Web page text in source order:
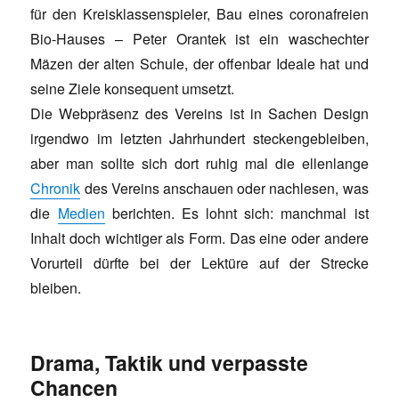
für den Kreisklassenspieler, Bau eines coronafreien
Bio-Hauses – Peter Orantek ist ein waschechter
Mäzen der alten Schule, der offenbar Ideale hat und
seine Ziele konsequent umsetzt.
Die Webpräsenz des Vereins ist in Sachen Design
irgendwo im letzten Jahrhundert steckengebleiben,
aber man sollte sich dort ruhig mal die ellenlange
Chronik des Vereins anschauen oder nachlesen, was
die Medien berichten. Es lohnt sich: manchmal ist
Inhalt doch wichtiger als Form. Das eine oder andere
Vorurteil dürfte bei der Lektüre auf der Strecke
bleiben.
Drama, Taktik und verpasste
Chancen